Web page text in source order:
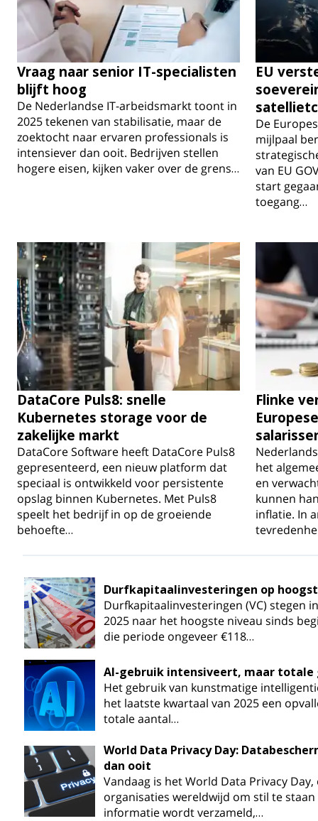
Vraag naar senior IT-specialisten
blijft hoog
De Nederlandse IT-arbeidsmarkt toont in
2025 tekenen van stabilisatie, maar de
zoektocht naar ervaren professionals is
intensiever dan ooit. Bedrijven stellen
hogere eisen, kijken vaker over de grens…
EU
De
mijlpaal
van EU
start
toegang…
DataCore Puls8: snelle
Kubernetes storage voor de
zakelijke markt
DataCore Software heeft DataCore Puls8
gepresenteerd, een nieuw platform dat
speciaal is ontwikkeld voor persistente
opslag binnen Kubernetes. Met Puls8
speelt het bedrijf in op de groeiende
behoefte…
Flinke
het
en
kunnen
inflatie. In
Durfkapitaalinvesteringen op
Durfkapitaalinvesteringen (VC) stegen
2025 naar het hoogste niveau sinds
die periode ongeveer €118…
AI-gebruik intensiveert, maar
Het gebruik van kunstmatige
het laatste kwartaal van 2025 een
totale aantal…
World Data Privacy Day:
dan ooit
Vandaag is het World Data Privacy
organisaties wereldwijd om stil te
informatie wordt verzameld,…